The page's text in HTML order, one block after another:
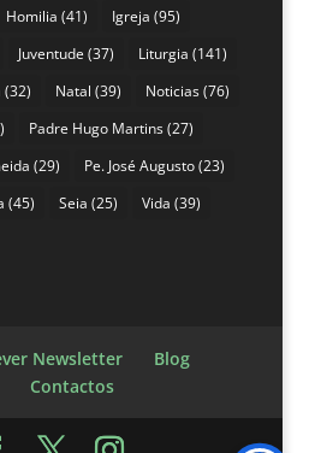
Homilia (41) Igreja (95)
Juventude (37) Liturgia (141)
(32) Natal (39) Noticias(76)
Padre Hugo Martins(27)
(29) Pe. José Augusto(23)
(45) Seia (25) Vida (39)
Newsletter
Blog
Contactos